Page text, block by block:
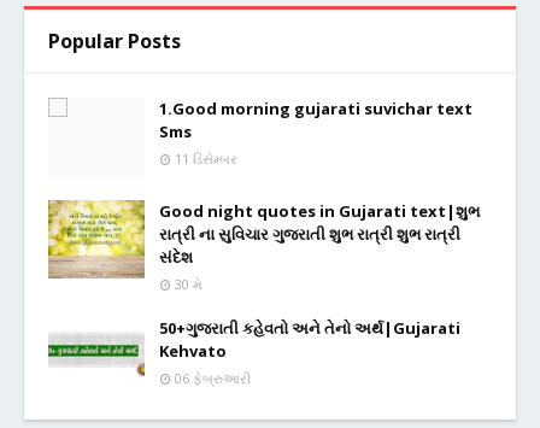
Popular Posts
1.Good morning gujarati suvichar text
Sms
11 ડિસેમ્બર
Good night quotes in Gujarati text|શુભ
રાત્રી ના સુવિચાર ગુજરાતી શુભ રાત્રી શુભ રાત્રી
સંદેશ
30 મે
50+ગુજરાતી કહેવતો અને તેનો અર્થ|Gujarati
Kehvato
06 ફેબ્રુઆરી